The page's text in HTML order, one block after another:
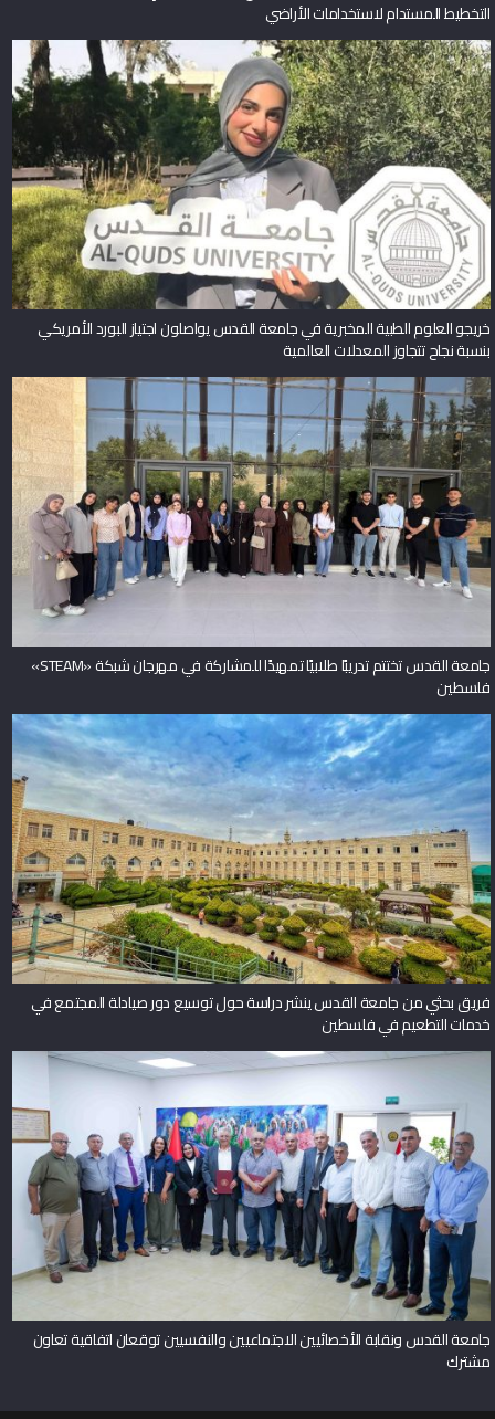
التخطيط المستدام لاستخدامات الأراضي
خريجو العلوم الطبية المخبرية في جامعة القدس يواصلون اجتياز البورد الأمريكي
بنسبة نجاح تتجاوز المعدلات العالمية
جامعة القدس تختتم تدريبًا طلابيًا تمهيدًا للمشاركة في مهرجان شبكة «STEAM»
فلسطين
فريق بحثي من جامعة القدس ينشر دراسة حول توسيع دور صيادلة المجتمع في
خدمات التطعيم في فلسطين
جامعة القدس ونقابة الأخصائيين الاجتماعيين والنفسيين توقعان اتفاقية تعاون
مشترك